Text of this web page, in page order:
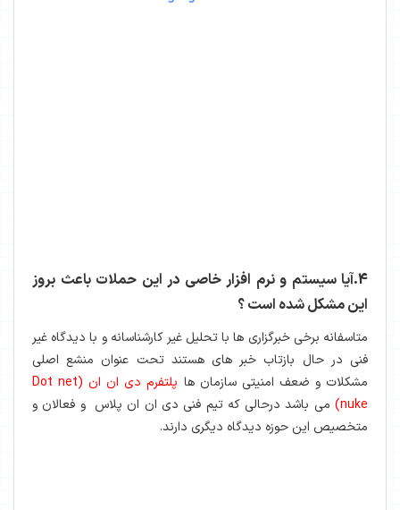
4.آیا سیستم و نرم افزار خاصی در این حملات باعث بروز
این مشکل شده است ؟
متاسفانه برخی خبرگزاری ها با تحلیل غیر کارشناسانه و با دیدگاه غیر
فنی در حال بازتاب خبر های هستند تحت عنوان منشع اصلی
مشکلات و ضعف امنیتی سازمان ها
پلتفرم دی ان ان (Dot net
nuke) می باشد درحالی که تیم فنی دی ان ان پلاس و فعالان و
متخصیص این حوزه دیدگاه دیگری دارند.